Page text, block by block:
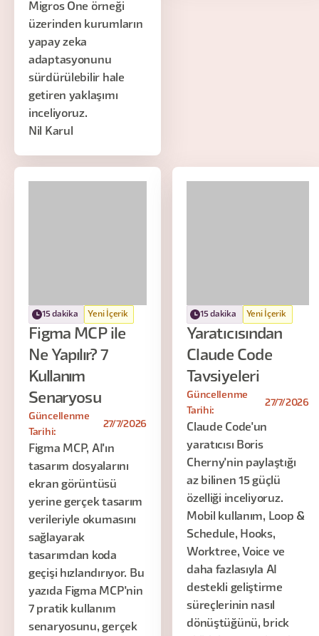
Migros One örneği
üzerinden kurumların
yapay zeka
adaptasyonunu
sürdürülebilir hale
getiren yaklaşımı
inceliyoruz.
Nil Karul
15 dakika Yeni İçerik
Figma MCP ile
Ne Yapılır? 7
Kullanım
Senaryosu
Güncellenme
Tarihi:
27/7/2026
Figma MCP, AI'ın
tasarım dosyalarını
ekran görüntüsü
yerine gerçek tasarım
verileriyle okumasını
sağlayarak
tasarımdan koda
geçişi hızlandırıyor. Bu
yazıda Figma MCP'nin
7 pratik kullanım
senaryosunu, gerçek
15 dakika Yeni İçerik
Yaratıcısından
Claude Code
Tavsiyeleri
Güncellenme
Tarihi:
27/7/2026
Claude Code'un
yaratıcısı Boris
Cherny'nin paylaştığı
az bilinen 15 güçlü
özelliği inceliyoruz.
Mobil kullanım, Loop &
Schedule, Hooks,
Worktree, Voice ve
daha fazlasıyla AI
destekli geliştirme
süreçlerinin nasıl
dönüştüğünü, brick